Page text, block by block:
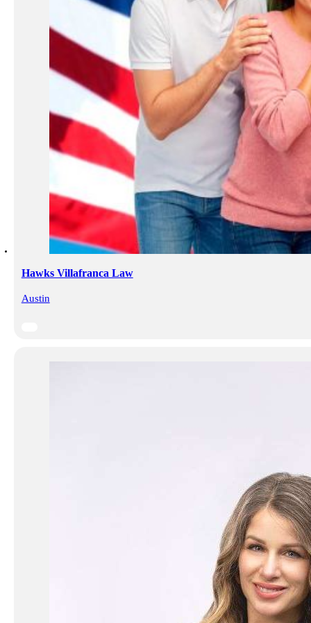
Hawks Villafranca Law
Austin